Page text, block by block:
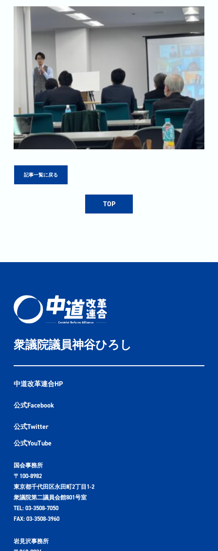
記事一覧に戻る
TOP
衆議院議員神谷ひろし
中道改革連合HP
公式Facebook
公式Twitter
公式YouTube
国会事務所
〒100-8982
東京都千代田区永田町2丁目1-2
衆議院第二議員会館801号室
TEL: 03-3508-7050
FAX: 03-3508-3960
岩見沢事務所